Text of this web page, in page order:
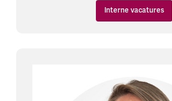
Interne vacatures